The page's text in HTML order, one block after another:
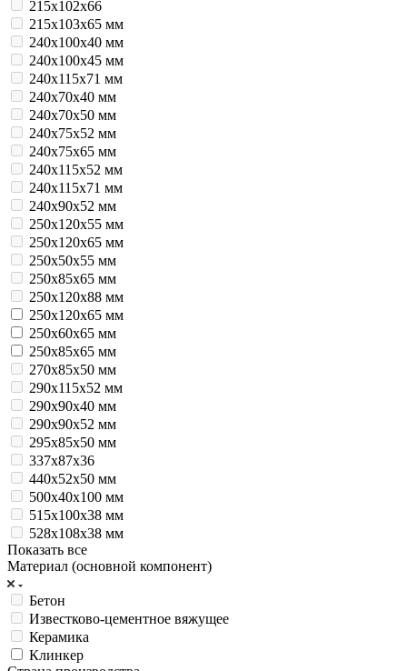
215х102х66
215х103х65 мм
240x100x40 мм
240x100x45 мм
240x115x71 мм
240x70x40 мм
240x70x50 мм
240x75x52 мм
240x75x65 мм
240х115х52 мм
240х115х71 мм
240х90х52 мм
250x120x55 мм
250x120x65 мм
250x50x55 мм
250x85x65 мм
250х120x88 мм
250х120х65 мм
250х60х65 мм
250х85х65 мм
270х85х50 мм
290х115х52 мм
290х90х40 мм
290х90х52 мм
295х85х50 мм
337х87х36
440x52x50 мм
500х40х100 мм
515x100x38 мм
528x108x38 мм
Показать все
Материал (основной компонент)
Бетон
Известково-цементное вяжущее
Керамика
Клинкер